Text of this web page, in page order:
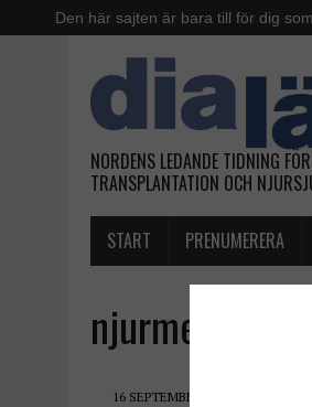
Den här sajten är bara till för dig
NORDENS LEDANDE TIDNING
TRANSPLANTATION OCH
START PRENUMERERA
njurmedicinsk
16 SEPTEMBER, 2025